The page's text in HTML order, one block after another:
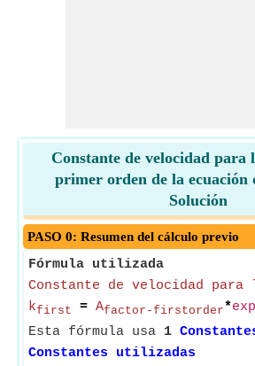
Constante de velocidad para
primer orden de la ecuación
Solución
PASO 0: Resumen del cálculo previo
Fórmula utilizada
Constante de velocidad
kfirst = Afactor-firstorder*exp
Esta fórmula usa 1
Constantes utilizadas